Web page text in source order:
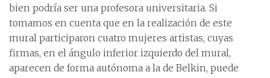
bien podría ser una profesora universitaria. Si
tomamos en cuenta que en la realización de este
mural participaron cuatro mujeres artistas, cuyas
firmas, en el ángulo inferior izquierdo del mural,
aparecen de forma autónoma a la de Belkin, puede